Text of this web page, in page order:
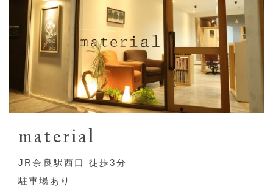
material
JR奈良駅西口 徒歩3分
駐車場あり